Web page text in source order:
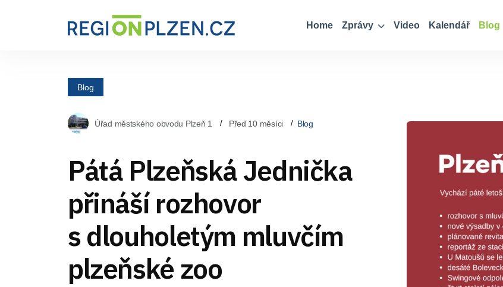
Home Zprávy Video Kalendář Blog
Blog
Úřad městského obvodu Plzeň 1 Před 10 měsíci Blog
Pátá Plzeňská Jednička
přináší rozhovor
s dlouholetým mluvčím
plzeňské zoo